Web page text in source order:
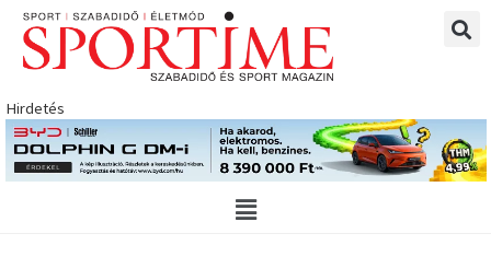
Skip
content
Hirdetés
Main
Menu